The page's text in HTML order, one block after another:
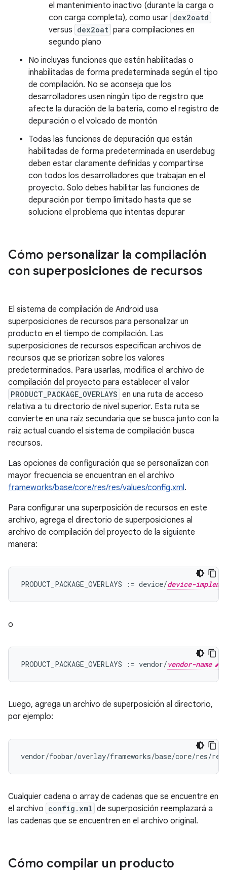
el mantenimiento inactivo (durante la carga o
con carga completa), como usar dex2oatd
versus dex2oat para compilaciones en
segundo plano
No incluyas funciones que estén habilitadas o
inhabilitadas de forma predeterminada según el tipo
de compilación. No se aconseja que los
desarrolladores usen ningún tipo de registro que
afecte la duración de la batería, como el registro de
depuración o el volcado de montón
Todas las funciones de depuración que están
habilitadas de forma predeterminada en userdebug
deben estar claramente definidas y compartirse
con todos los desarrolladores que trabajan en el
proyecto. Solo debes habilitar las funciones de
depuración por tiempo limitado hasta que se
solucione el problema que intentas depurar
Cómo personalizar la compilación
con superposiciones de recursos
El sistema de compilación de Android usa
superposiciones de recursos para personalizar un
producto en el tiempo de compilación. Las
superposiciones de recursos especifican archivos de
recursos que se priorizan sobre los valores
predeterminados. Para usarlas, modifica el archivo de
compilación del proyecto para establecer el valor
PRODUCT_PACKAGE_OVERLAYS en una ruta de acceso
relativa a tu directorio de nivel superior. Esta ruta se
convierte en una raíz secundaria que se busca junto con la
raíz actual cuando el sistema de compilación busca
recursos.
Las opciones de configuración que se personalizan con
mayor frecuencia se encuentran en el archivo
frameworks/base/core/res/res/values/config.xml.
Para configurar una superposición de recursos en este
archivo, agrega el directorio de superposiciones al
archivo de compilación del proyecto de la siguiente
manera:
PRODUCT_PACKAGE_OVERLAYS := device/device-
o
PRODUCT_PACKAGE_OVERLAYS := vendor/vendor-name
Luego, agrega un archivo de superposición al directorio,
por ejemplo:
Cualquier cadena o array de cadenas que se encuentre en
el archivo config.xml de superposición reemplazará a
las cadenas que se encuentren en el archivo original.
Cómo compilar un producto